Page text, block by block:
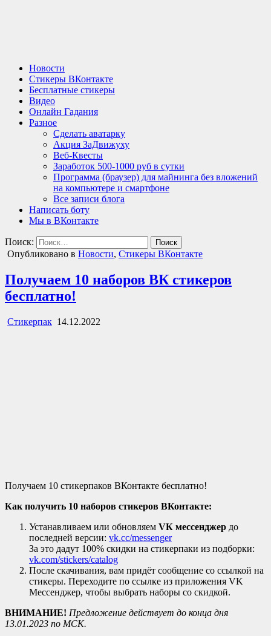
Новости
Стикеры ВКонтакте
Бесплатные стикеры
Видео
Онлайн Гадания
Разное
Сделать аватарку
Акция ЗаДвижуху
Веб-Квесты
Заработок 500-1000 руб в сутки
Программа (браузер) для майнинга без вложений
на компьютере и смартфоне
Все записи блога
Написать боту
Мы в ВКонтакте
Поиск:
Опубликовано в Новости, Стикеры ВКонтакте
Получаем 10 наборов ВК стикеров
бесплатно!
Стикерпак 14.12.2022
Получаем 10 стикерпаков ВКонтакте бесплатно!
Как получить 10 наборов стикеров ВКонтакте:
Устанавливаем или обновляем VК мессенджер до
последней версии: vk.cc/messenger
За это дадут 100% скидки на стикерпаки из подборки:
vk.com/stickers/catalog
После скачивания, вам придёт сообщение со ссылкой на
стикеры. Переходите по ссылке из приложения VK
Мессенджер, чтобы выбрать наборы со скидкой.
ВНИМАНИЕ! Предложение действует до конца дня
13.01.2023 по МСК.